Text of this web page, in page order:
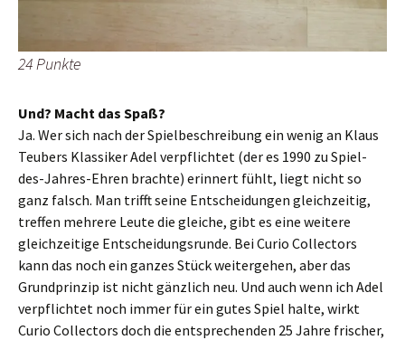
24 Punkte
Und? Macht das Spaß?
Ja. Wer sich nach der Spielbeschreibung ein wenig an Klaus
Teubers Klassiker Adel verpflichtet (der es 1990 zu Spiel-
des-Jahres-Ehren brachte) erinnert fühlt, liegt nicht so
ganz falsch. Man trifft seine Entscheidungen gleichzeitig,
treffen mehrere Leute die gleiche, gibt es eine weitere
gleichzeitige Entscheidungsrunde. Bei Curio Collectors
kann das noch ein ganzes Stück weitergehen, aber das
Grundprinzip ist nicht gänzlich neu. Und auch wenn ich Adel
verpflichtet noch immer für ein gutes Spiel halte, wirkt
Curio Collectors doch die entsprechenden 25 Jahre frischer,